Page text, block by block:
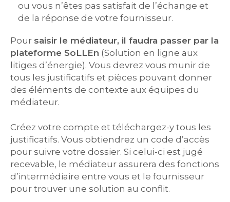
ou vous n’êtes pas satisfait de l’échange et
de la réponse de votre fournisseur.
Pour saisir le médiateur, il faudra passer par la
plateforme SoLLEn (Solution en ligne aux
litiges d’énergie). Vous devrez vous munir de
tous les justificatifs et pièces pouvant donner
des éléments de contexte aux équipes du
médiateur.
Créez votre compte et téléchargez-y tous les
justificatifs. Vous obtiendrez un code d’accès
pour suivre votre dossier. Si celui-ci est jugé
recevable, le médiateur assurera des fonctions
d’intermédiaire entre vous et le fournisseur
pour trouver une solution au conflit.